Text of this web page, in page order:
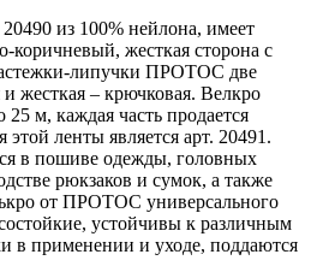
из 100% нейлона, имеет
жесткая сторона с
липучки ПРОТОС две
и жесткая – крючковая. Велкро
25 м, каждая часть продается
ленты является арт. 20491.
в пошиве одежды, головных
рюкзаков и сумок, а также
от ПРОТОС универсального
устойчивы к различным
в применении и уходе, поддаются